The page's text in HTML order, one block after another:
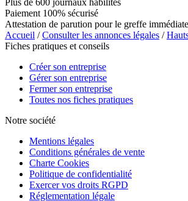
Paiement 100% sécurisé
Attestation de parution pour le greffe
Accueil /Consulter les annonces légales /
Fiches pratiques et conseils
Créer son entreprise
Gérer son entreprise
Fermer son entreprise
Toutes nos fiches pratiques
Notre société
Mentions légales
Conditions générales de vente
Charte Cookies
Politique de confidentialité
Exercer vos droits RGPD
Réglementation légale